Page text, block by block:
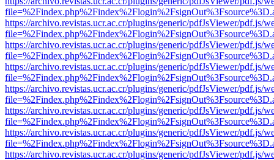
https://archivo.revistas.ucr.ac.cr/plugins/generic/pdfJsViewer/pdf.js/
https://archivo.revistas.ucr.ac.cr/plugins/generic/pdfJsViewer/pdf.js/
https://archivo.revistas.ucr.ac.cr/plugins/generic/pdfJsViewer/pdf.js/
https://archivo.revistas.ucr.ac.cr/plugins/generic/pdfJsViewer/pdf.js/
https://archivo.revistas.ucr.ac.cr/plugins/generic/pdfJsViewer/pdf.js/
https://archivo.revistas.ucr.ac.cr/plugins/generic/pdfJsViewer/pdf.js/
https://archivo.revistas.ucr.ac.cr/plugins/generic/pdfJsViewer/pdf.js/